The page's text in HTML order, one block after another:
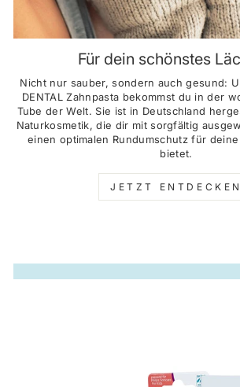
Für dein schönstes
Nicht nur sauber, sondern auch gesund:
DENTAL Zahnpasta bekommst du in der
Tube der Welt. Sie ist in Deutschland
Naturkosmetik, die dir mit sorgfältig
einen optimalen Rundumschutz für
bietet.
JETZT ENTDECKEN